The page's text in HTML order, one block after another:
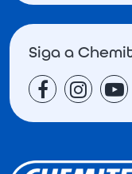
Siga a